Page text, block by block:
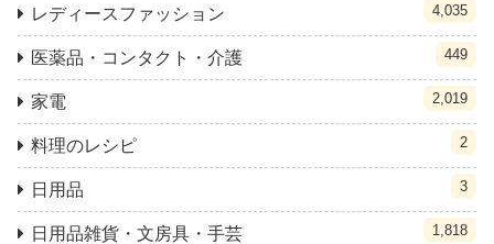
レディースファッション 4,035
医薬品・コンタクト・介護 449
家電 2,019
料理のレシピ 2
日用品 3
日用品雑貨・文房具・手芸 1,818